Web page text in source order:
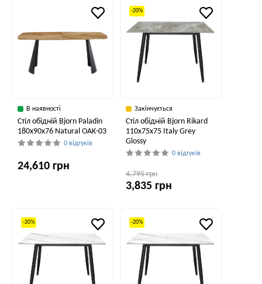
В наявності
Стіл обідній Bjorn Paladin
180x90x76 Natural OAK-03
0 відгуків
24,610 грн
-20%
Закінчується
Стіл обідній Bjorn Rikard
110х75х75 Italy Grey
Glossy
0 відгуків
4,795 грн
3,835 грн
-20% -20%